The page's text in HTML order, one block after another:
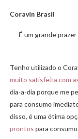
Coravin Brasil
É um grande
Tenho utilizado o
muito satisfeita com
dia-a-dia porque me
para consumo
disso, é uma ótima
prontos para